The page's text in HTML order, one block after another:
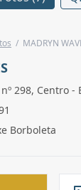
/ MADRYN
298, Centro -
Borboleta